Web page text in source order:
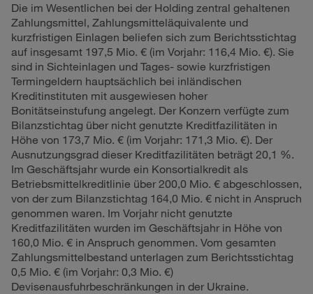
Die im Wesentlichen bei der Holding zentral gehaltenen
Zahlungsmittel, Zahlungsmitteläquivalente und
kurzfristigen Einlagen beliefen sich zum Berichtsstichtag
auf insgesamt 197,5 Mio. € (im Vorjahr: 116,4 Mio. €). Sie
sind in Sichteinlagen und Tages- sowie kurzfristigen
Termingeldern hauptsächlich bei inländischen
Kreditinstituten mit ausgewiesen hoher
Bonitätseinstufung angelegt. Der Konzern verfügte zum
Bilanzstichtag über nicht genutzte Kreditfazilitäten in
Höhe von 173,7 Mio. € (im Vorjahr: 171,3 Mio. €). Der
Ausnutzungsgrad dieser Kreditfazilitäten beträgt 20,1 %.
Im Geschäftsjahr wurde ein Konsortialkredit als
Betriebsmittelkreditlinie über200,0 Mio. € abgeschlossen,
von der zum Bilanzstichtag 164,0 Mio. € nicht in Anspruch
genommen waren. Im Vorjahr nicht genutzte
Kreditfazilitäten wurden im Geschäftsjahr in Höhe von
160,0 Mio. € in Anspruch genommen. Vom gesamten
Zahlungsmittelbestand unterlagen zum Berichtsstichtag
0,5 Mio. € (im Vorjahr: 0,3 Mio. €)
Devisenausfuhrbeschränkungen in der Ukraine.